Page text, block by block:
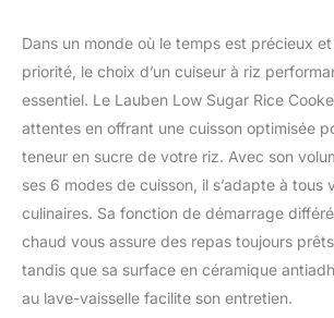
Dans un monde où le temps est précieux
priorité, le choix d’un cuiseur à riz
essentiel. Le Lauben Low Sugar Rice
attentes en offrant une cuisson optimisée
teneur en sucre de votre riz. Avec son
ses 6 modes de cuisson, il s’adapte à tous
culinaires. Sa fonction de démarrage
chaud vous assure des repas toujours
tandis que sa surface en céramique
au lave-vaisselle facilite son entretien.